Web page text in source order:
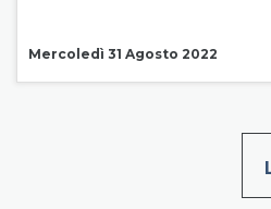
Mercoledì 31 Agosto 2022